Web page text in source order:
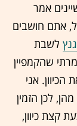
אמר
אתם חושבים
גנץ לשבת
שהקמפיין
אני
לכן הזמין
קצת כיוון,